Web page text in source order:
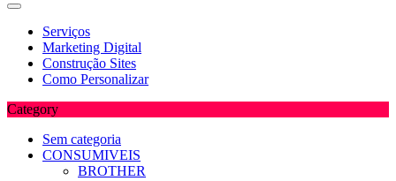
Serviços
Marketing Digital
Construção Sites
Como Personalizar
Category
Sem categoria
CONSUMIVEIS
BROTHER